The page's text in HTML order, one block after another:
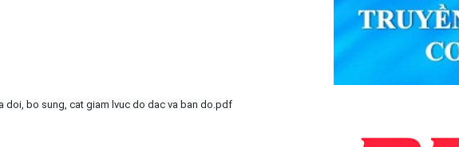
doi, bo sung, cat giam lvuc do dac va ban do.pdf